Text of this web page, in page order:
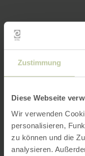
Zustimmung
Diese Webseite
Wir verwenden
personalisieren,
zu können und die
analysieren.